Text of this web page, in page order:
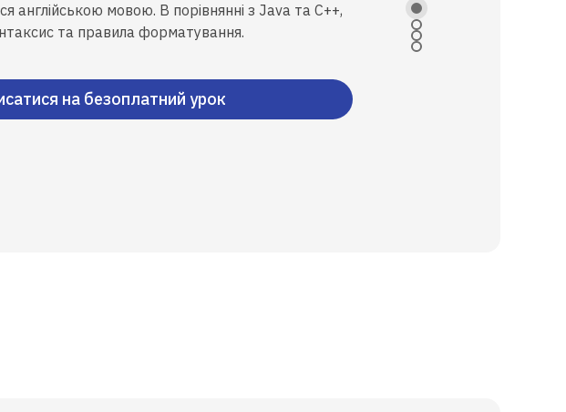
англійською мовою. В порівнянні з Java та C++,
та правила форматування.
на безоплатний урок